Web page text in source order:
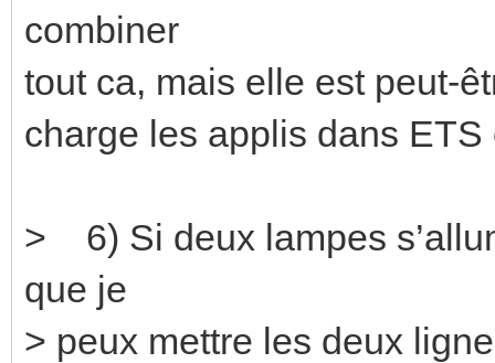
combiner
tout ca, mais elle est peut-
charge les applis dans
> 6) Si deux lampes
que je
> peux mettre les deux